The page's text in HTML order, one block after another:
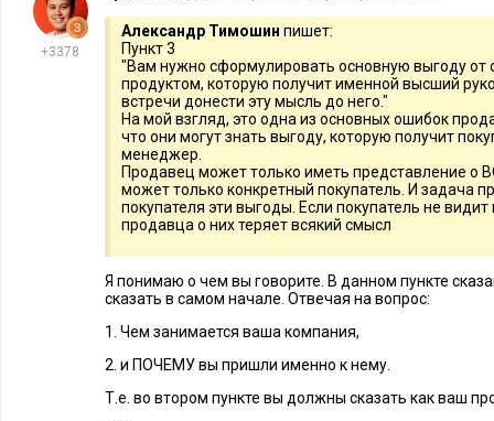
+3378
Александр Тимошин пишет:
Пункт 3
"Вам нужно сформулировать основную выгоду
продуктом, которую получит именной высший
встречи донести эту мысль до него."
На мой взгляд, это одна из основных ошибок
что они могут знать выгоду, которую получит
менеджер.
Продавец может только иметь представление
может только конкретный покупатель. И задача
покупателя эти выгоды. Если покупатель не видит
продавца о них теряет всякий смысл
Я понимаю о чем вы говорите. В данном пункте
сказать в самом начале. Отвечая на вопрос:
1. Чем занимается ваша компания,
2. и ПОЧЕМУ вы пришли именно к нему.
Т.е. во втором пункте вы должны сказать как ваш